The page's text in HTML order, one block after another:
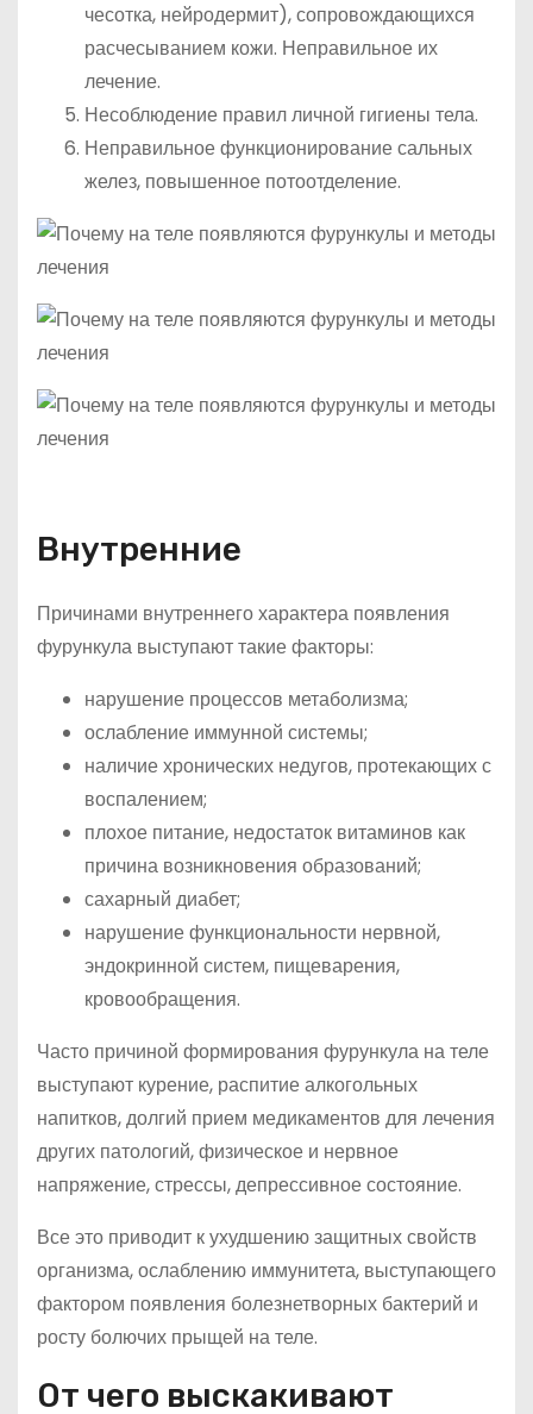
чесотка, нейродермит), сопровождающихся
расчесыванием кожи. Неправильное их
лечение.
Несоблюдение правил личной гигиены тела.
Неправильное функционирование сальных
желез, повышенное потоотделение.
Внутренние
Причинами внутреннего характера появления
фурункула выступают такие факторы:
нарушение процессов метаболизма;
ослабление иммунной системы;
наличие хронических недугов, протекающих с
воспалением;
плохое питание, недостаток витаминов как
причина возникновения образований;
сахарный диабет;
нарушение функциональности нервной,
эндокринной систем, пищеварения,
кровообращения.
Часто причиной формирования фурункула на теле
выступают курение, распитие алкогольных
напитков, долгий прием медикаментов для лечения
других патологий, физическое и нервное
напряжение, стрессы, депрессивное состояние.
Все это приводит к ухудшению защитных свойств
организма, ослаблению иммунитета, выступающего
фактором появления болезнетворных бактерий и
росту болючих прыщей на теле.
От чего выскакивают